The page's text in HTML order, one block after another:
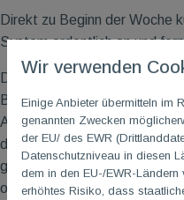
Direkt zu Beginn der Woche
System ordentlich an und
Der Early-Bird-Fitnesskurs ist
Bauch-Beine-Po. Mit
Aerobic-Einheit, in der Arme
dadurch der Rumpf
gezielten Übungen an
oder im Stand weiter,
Wir verwenden
Einige Anbieter übermitteln im
genannten Zwecken
der EU/ des EWR
Datenschutzniveau in diesen
dem in den EU-/EWR-
erhöhtes Risiko, dass